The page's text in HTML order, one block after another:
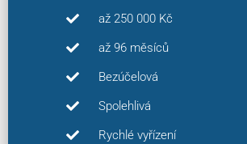
až 250 000 Kč
až 96 měsíců
Bezúčelová
Spolehlivá
Rychlé vyřízení